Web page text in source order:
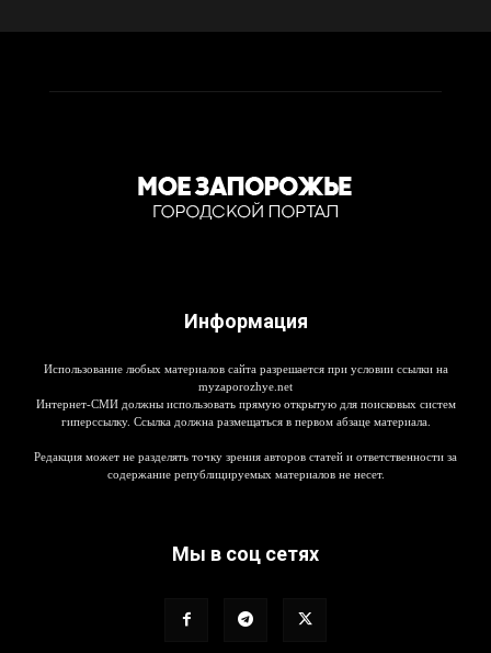
Информация
Использование любых материалов сайта разрешается при условии ссылки на
myzaporozhye.net
Интернет-СМИ должны использовать прямую открытую для поисковых систем
гиперссылку. Ссылка должна размещаться в первом абзаце материала.
Редакция может не разделять точку зрения авторов статей и ответственности за
содержание републицируемых материалов не несет.
Мы в соц сетях